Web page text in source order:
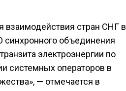
взаимодействия стран СНГ в
синхронного объединения
электроэнергии по
системных операторов в
— отмечается в